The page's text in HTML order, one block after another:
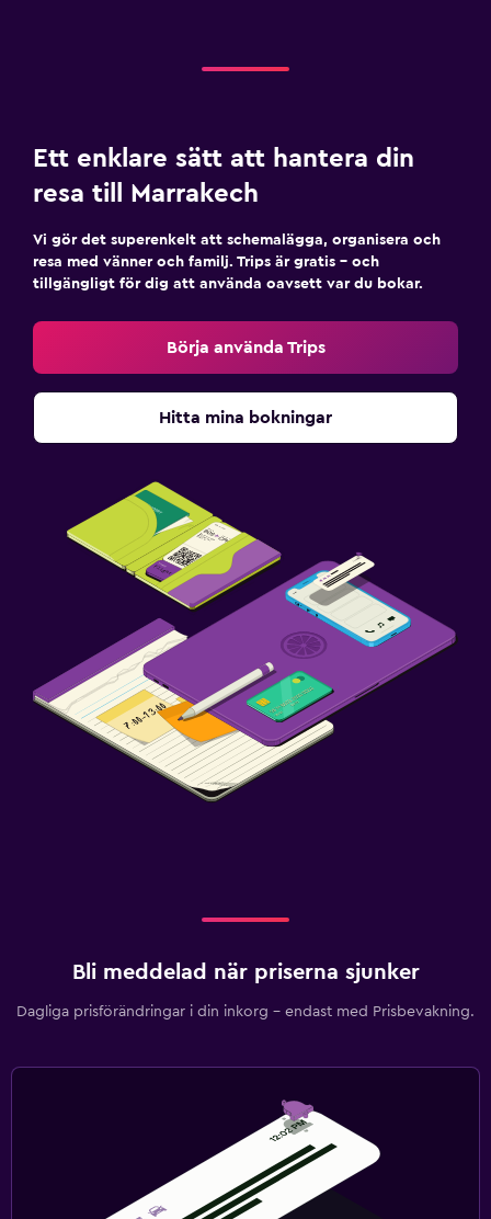
Ett enklare sätt att hantera din
resa till Marrakech
Vi gör det superenkelt att schemalägga, organisera och
resa med vänner och familj. Trips är gratis – och
tillgängligt för dig att använda oavsett var du bokar.
Börja använda Trips
Hitta mina bokningar
Bli meddelad när priserna sjunker
Dagliga prisförändringar i din inkorg – endast med Prisbevakning.